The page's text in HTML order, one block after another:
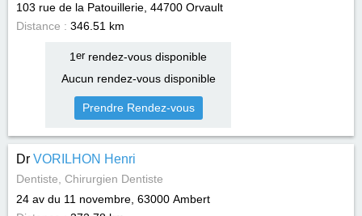
103 rue de la Patouillerie, 44700 Orvault
Distance : 346.51 km
1 errendez-vous disponible
Aucun rendez-vous disponible
Prendre Rendez-vous
Dr VORILHON Henri
Dentiste, Chirurgien Dentiste
24 av du 11 novembre, 63000 Ambert